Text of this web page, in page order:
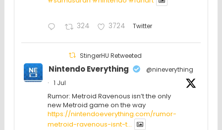
324 3724 Twitter
StingerHU Retweeted
Nintendo Everything
@nineverything
·
1 Jul
Rumor: Metroid Ravenous isn’t the only
new Metroid game on the way
https://nintendoeverything.com/rumor-
metroid-ravenous-isnt-t...